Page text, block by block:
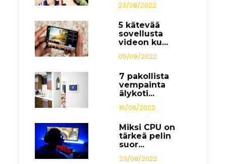
23/08/2022
5 kätevää
sovellusta
videon ku...
05/09/2022
7 pakollista
vempainta
älykoti...
16/08/2022
Miksi CPU on
tärkeä pelin
suor...
23/08/2022